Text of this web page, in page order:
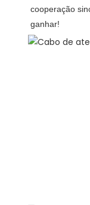
cooperação